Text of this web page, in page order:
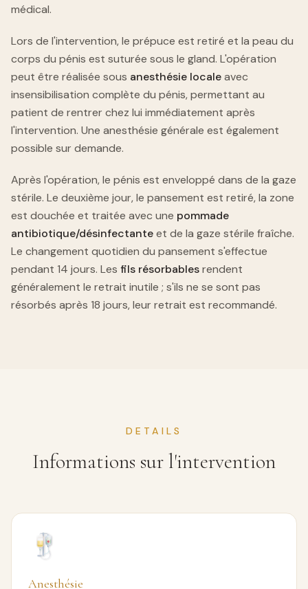
médical.
Lors de l'intervention, le prépuce est retiré et la peau du
corps du pénis est suturée sous le gland. L'opération
peut être réalisée sous anesthésie localeavec
insensibilisation complète du pénis, permettant au
patient de rentrer chez lui immédiatement après
l'intervention. Une anesthésie générale est également
possible sur demande.
Après l'opération, le pénis est enveloppé dans de la gaze
stérile. Le deuxième jour, le pansement est retiré, la zone
est douchée et traitée avec une pommade
antibiotique/désinfectanteet de la gaze stérile fraîche.
Le changement quotidien du pansement s'effectue
pendant 14 jours. Les fils résorbablesrendent
généralement le retrait inutile ; s'ils ne se sont pas
résorbés après 18 jours, leur retrait est recommandé.
DETAILS
Informations sur l'intervention
Anesthésie